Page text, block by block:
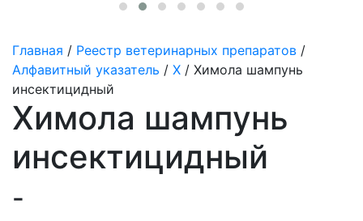
Главная / Реестр ветеринарных препаратов /
Алфавитный указатель / Х / Химола шампунь
инсектицидный
Химола шампунь
инсектицидный
-